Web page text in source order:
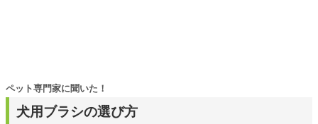
犬用ブラシの選び方
ペット専門家に聞いた！